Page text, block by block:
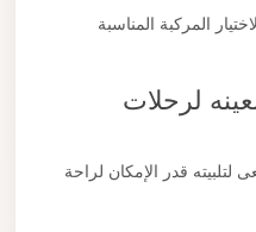
المركبة المناسبة
لرحلات
قدر الإمكان لراحة